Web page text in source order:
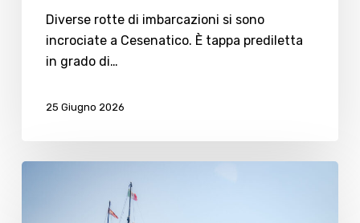
Diverse rotte di imbarcazioni si sono
incrociate a Cesenatico. È tappa prediletta
in grado di…
25 Giugno 2026